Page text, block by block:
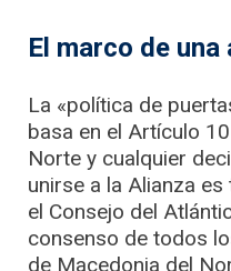
El marco de una
La «política de
basa en el Artículo
Norte y cualquier
unirse a la Alianza
el Consejo del
consenso de todos
de Macedonia del